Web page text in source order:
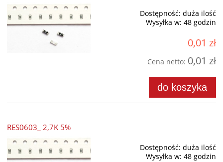
Dostępność: duża ilość
Wysyłka w: 48 godzin
0,01 zł
Cena netto: 0,01 zł
do koszyka
RES0603_ 2,7K 5%
Dostępność: duża ilość
Wysyłka w: 48 godzin